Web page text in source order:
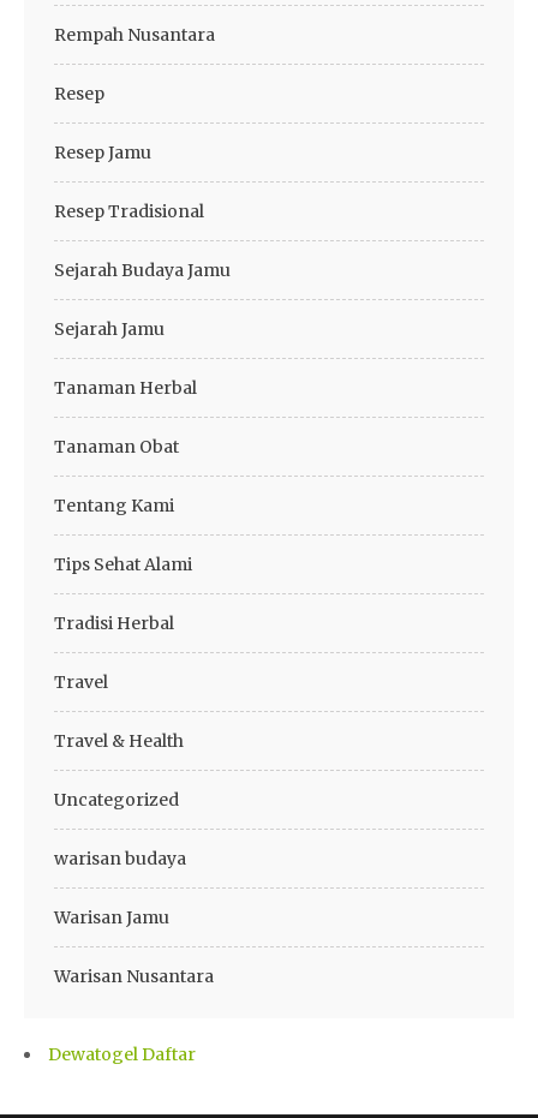
Rempah Nusantara
Resep
Resep Jamu
Resep Tradisional
Sejarah Budaya Jamu
Sejarah Jamu
Tanaman Herbal
Tanaman Obat
Tentang Kami
Tips Sehat Alami
Tradisi Herbal
Travel
Travel & Health
Uncategorized
warisan budaya
Warisan Jamu
Warisan Nusantara
Dewatogel Daftar